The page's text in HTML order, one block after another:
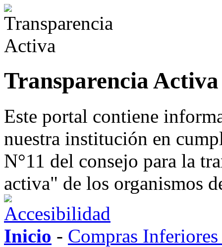
Transparencia Activa
Este portal contiene
nuestra institución en
N°11 del consejo para la
activa" de los organismos
Inicio - Compras